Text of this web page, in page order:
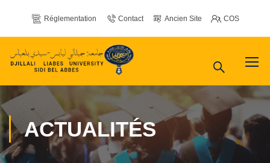
Réglementation Contact Ancien Site COS
ACTUALITÉS